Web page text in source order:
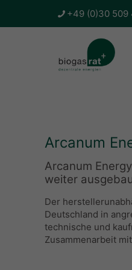
+49 (0)30 509
Arcanum
Arcanum
weiter
Der
Deutschland in
technische und
Zusammenarbeit